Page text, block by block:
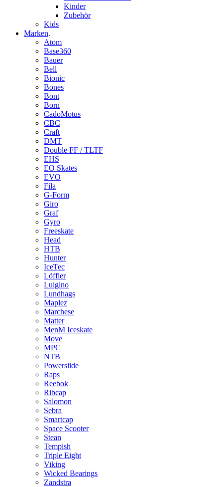
Kinder
Zubehör
Kids
Marken.
Atom
Base360
Bauer
Bell
Bionic
Bones
Bont
Born
CadoMotus
CBC
Craft
DMT
Double FF / TLTF
EHS
EO Skates
EVO
Fila
G-Form
Giro
Graf
Gyro
Freeskate
Head
HTB
Hunter
IceTec
Löffler
Luigino
Lundhags
Maplez
Marchese
Matter
MenM Iceskate
Move
MPC
NTB
Powerslide
Raps
Reebok
Ribcap
Salomon
Sebra
Smartcap
Space Scooter
Stean
Tempish
Triple Eight
Viking
Wicked Bearings
Zandstra